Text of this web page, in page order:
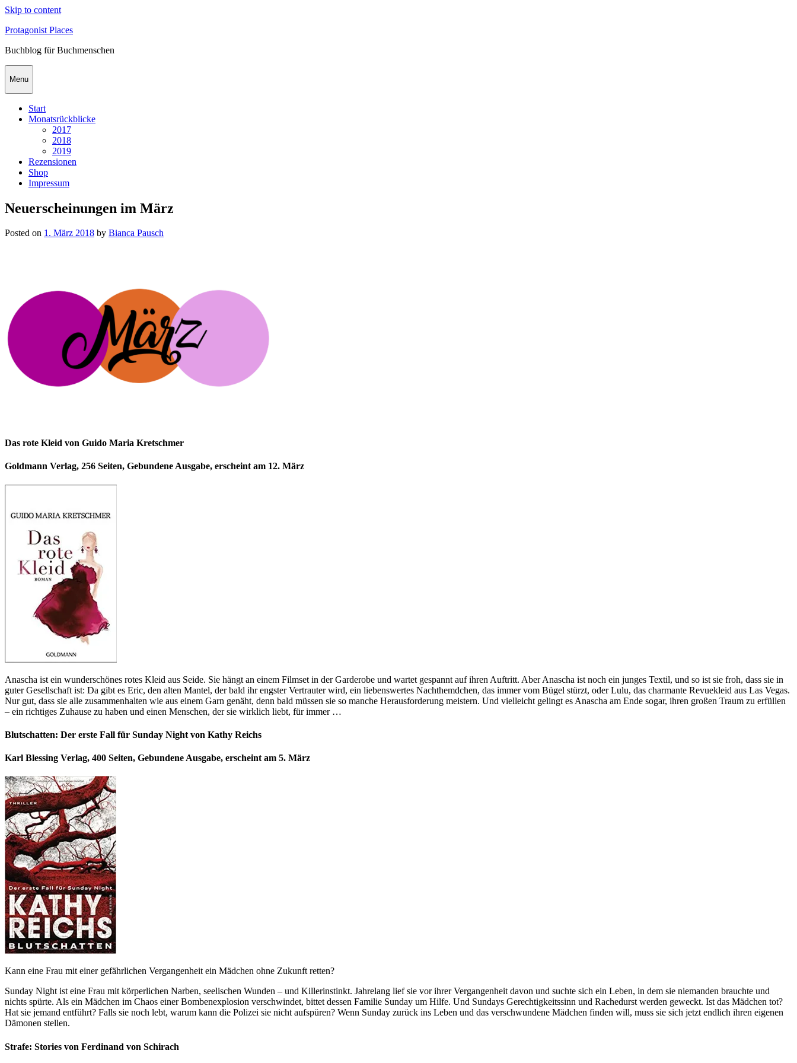
Skip to content
Protagonist Places
Buchblog für Buchmenschen
Menu
Start
Monatsrückblicke
2017
2018
2019
Rezensionen
Shop
Impressum
Neuerscheinungen im März
Posted on 1. März 2018 by Bianca Pausch
Das rote Kleid von Guido Maria Kretschmer
Goldmann Verlag, 256 Seiten, Gebundene Ausgabe, erscheint am 12. März
Anascha ist ein wunderschönes rotes Kleid aus Seide. Sie hängt an einem Filmset in der Garderobe und wartet gespannt auf ihren Auftritt. Aber Anascha ist noch ein junges Textil, und so ist sie froh, dass sie in
guter Gesellschaft ist: Da gibt es Eric, den alten Mantel, der bald ihr engster Vertrauter wird, ein liebenswertes Nachthemdchen, das immer vom Bügel stürzt, oder Lulu, das charmante Revuekleid aus Las Vegas.
Nur gut, dass sie alle zusammenhalten wie aus einem Garn genäht, denn bald müssen sie so manche Herausforderung meistern. Und vielleicht gelingt es Anascha am Ende sogar, ihren großen Traum zu erfüllen
– ein richtiges Zuhause zu haben und einen Menschen, der sie wirklich liebt, für immer …
Blutschatten: Der erste Fall für Sunday Night von Kathy Reichs
Karl Blessing Verlag, 400 Seiten, Gebundene Ausgabe, erscheint am 5. März
Kann eine Frau mit einer gefährlichen Vergangenheit ein Mädchen ohne Zukunft retten?
Sunday Night ist eine Frau mit körperlichen Narben, seelischen Wunden – und Killerinstinkt. Jahrelang lief sie vor ihrer Vergangenheit davon und suchte sich ein Leben, in dem sie niemanden brauchte und
nichts spürte. Als ein Mädchen im Chaos einer Bombenexplosion verschwindet, bittet dessen Familie Sunday um Hilfe. Und Sundays Gerechtigkeitssinn und Rachedurst werden geweckt. Ist das Mädchen tot?
Hat sie jemand entführt? Falls sie noch lebt, warum kann die Polizei sie nicht aufspüren? Wenn Sunday zurück ins Leben und das verschwundene Mädchen finden will, muss sie sich jetzt endlich ihren eigenen
Dämonen stellen.
Strafe: Stories von Ferdinand von Schirach